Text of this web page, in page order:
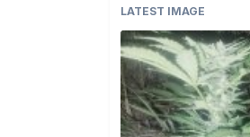
LATEST IMAGE